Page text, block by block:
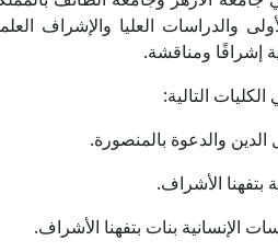
إشرافًا ومناقشة.
التالية:
والدعوة بالمنصورة.
بتفهنا الأشراف.
الإنسانية بنات بتفهنا الأشراف.